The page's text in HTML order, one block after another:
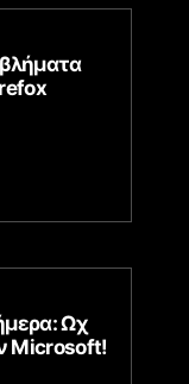
Ωχ
Microsoft!